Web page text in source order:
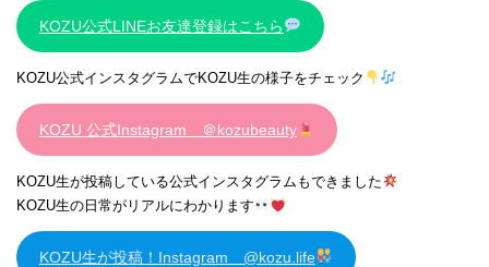
KOZU公式LINEお友達登録はこちら
KOZU公式インスタグラムでKOZU生の様子をチェック
KOZU 公式Instagram ＠kozubeauty
KOZU生が投稿している公式インスタグラムもできました
KOZU生の日常がリアルにわかります
KOZU生が投稿！Instagram @kozu.life